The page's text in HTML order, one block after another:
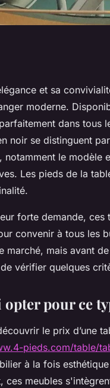
et sa
moderne.
dans tous
noir se distinguent
notamment le modèle
Les pieds de la
forte demande,
convenir à tous les
marché, mais avant
vérifier quelques
pour ce
le prix d’une
pieds.com/table/
à la fois
ces meubles